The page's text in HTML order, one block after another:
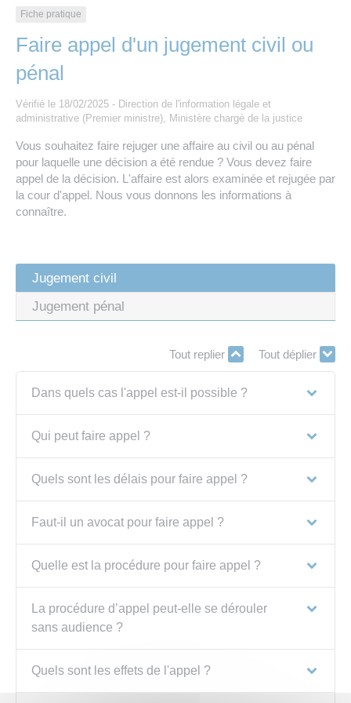
Eau et assainissement
Travaux
Numérique
Annuaire de contacts
Les offres d’emploi de la communauté de
communes
Nos publications
Fiche pratique
Faire appel d'un jugement civil ou
pénal
Vérifié le 18/02/2025 - Direction de l'information légale et
administrative (Premier ministre), Ministère chargé de la justice
Vous souhaitez faire rejuger une affaire au civil ou au pénal
pour laquelle une décision a été rendue ? Vous devez faire
appel de la décision. L'affaire est alors examinée et rejugée par
la cour d'appel. Nous vous donnons les informations à
connaître.
Jugement civil
Jugement pénal
Tout replier Tout déplier
Dans quels cas l'appel est-il possible ?
Qui peut faire appel ?
Quels sont les délais pour faire appel ?
Faut-il un avocat pour faire appel ?
Quelle est la procédure pour faire appel ?
La procédure d’appel peut-elle se dérouler
sans audience ?
Quels sont les effets de l'appel ?